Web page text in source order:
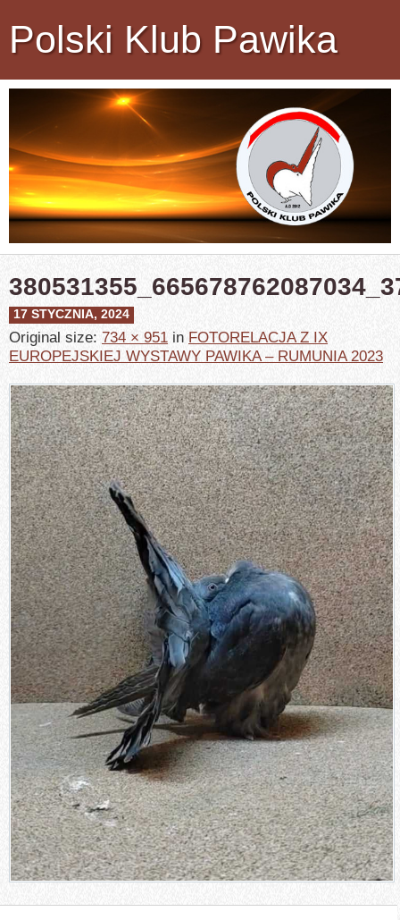
Polski Klub Pawika
17 STYCZNIA, 2024
Original size: 734 × 951 in FOTORELACJA Z IX
EUROPEJSKIEJ WYSTAWY PAWIKA – RUMUNIA 2023